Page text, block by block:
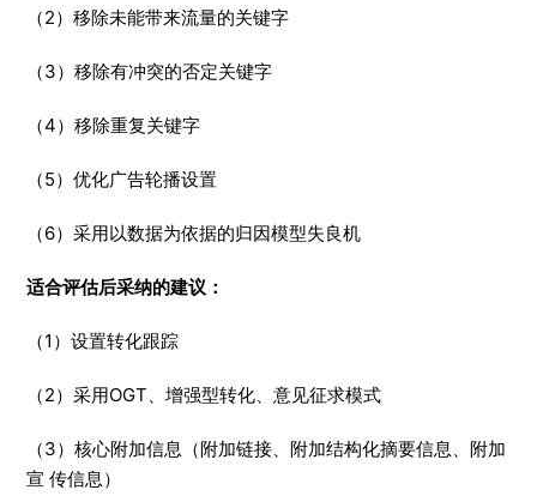
（2）移除未能带来流量的关键字
（3）移除有冲突的否定关键字
（4）移除重复关键字
（5）优化广告轮播设置
（6）采用以数据为依据的归因模型失良机
适合评估后采纳的建议：
（1）设置转化跟踪
（2）采用OGT、增强型转化、意见征求模式
（3）核心附加信息（附加链接、附加结构化摘要信息、附加
宣 传信息）